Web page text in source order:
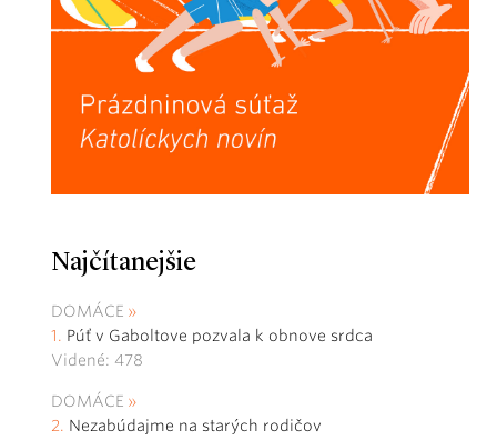
Najčítanejšie
DOMÁCE
Púť v Gaboltove pozvala k obnove srdca
Videné: 478
DOMÁCE
Nezabúdajme na starých rodičov